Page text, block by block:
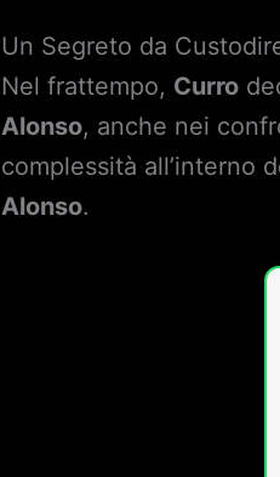
Un Segreto da
Nel frattempo, Curro
Alonso, anche nei
complessità all’interno
Alonso.